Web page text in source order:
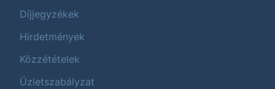
Díjjegyzékek
Hirdetmények
Közzétételek
Üzletszabályzat